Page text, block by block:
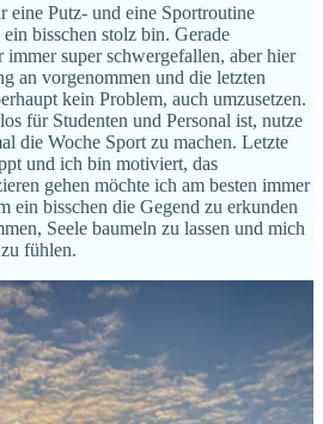
eine Putz- und eine Sportroutine
bisschen stolz bin. Gerade
immer super schwergefallen, aber hier
an vorgenommen und die letzten
kein Problem, auch umzusetzen.
für Studenten und Personal ist, nutze
die Woche Sport zu machen. Letzte
und ich bin motiviert, das
gehen möchte ich am besten immer
ein bisschen die Gegend zu erkunden
Seele baumeln zu lassen und mich
fühlen.